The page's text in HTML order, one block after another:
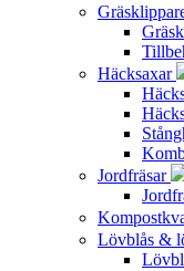
Häcksaxar
Jordfräsar
Lövblås &